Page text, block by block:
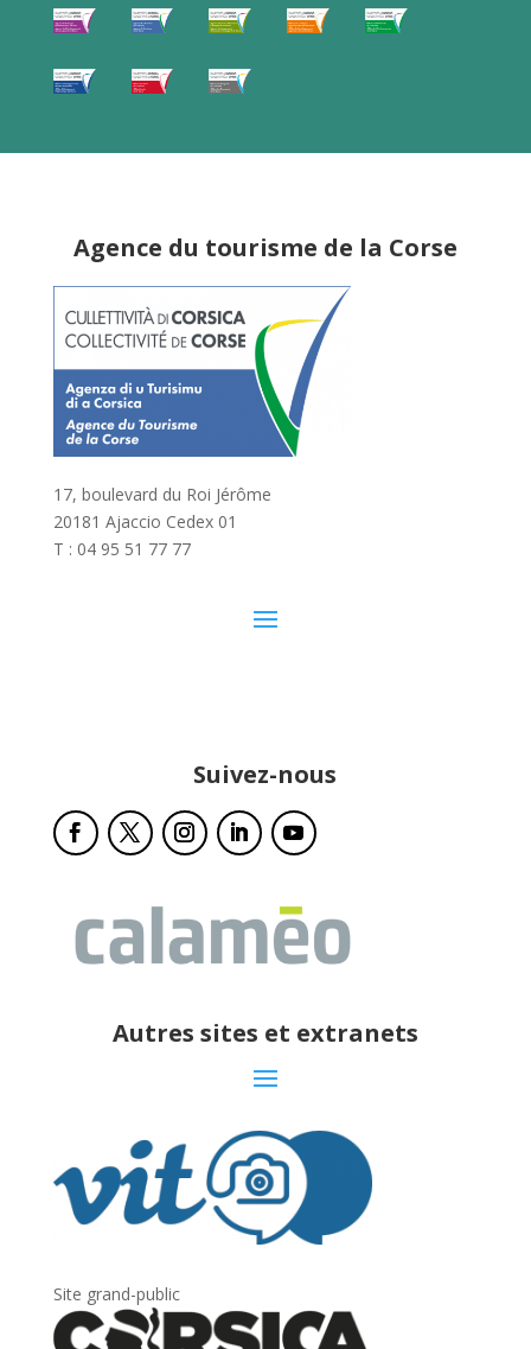
Agence du tourisme de la Corse
17, boulevard du Roi Jérôme
20181 Ajaccio Cedex 01
T : 04 95 51 77 77
Suivez-nous
Autres sites et extranets
Site grand-public